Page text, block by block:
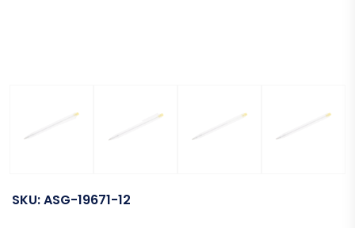
SKU:ASG-19671-12